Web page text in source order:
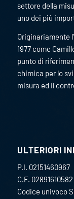
settore della
uno dei più
Originariamente
1977 come
punto di
chimica per lo
misura ed il
ULTERIORI
P.I. 02151460967
C.F. 02891610582
Codice univoco